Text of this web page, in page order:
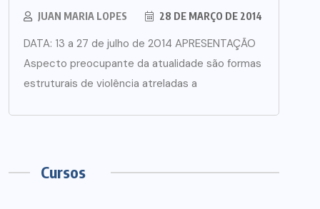
JUAN MARIA LOPES 28 DE MARÇO DE 2014
DATA: 13 a 27 de julho de 2014 APRESENTAÇÃO
Aspecto preocupante da atualidade são formas
estruturais de violência atreladas a
Cursos